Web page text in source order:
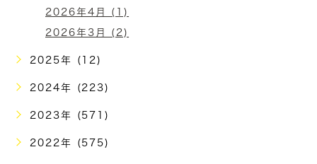
2026年4月 (1)
2026年3月 (2)
2025年 (12)
2024年 (223)
2023年 (571)
2022年 (575)